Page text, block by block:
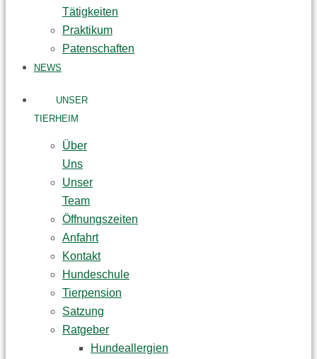
Tätigkeiten
Praktikum
Patenschaften
NEWS
UNSER
TIERHEIM
Über
Uns
Unser
Team
Öffnungszeiten
Anfahrt
Kontakt
Hundeschule
Tierpension
Satzung
Ratgeber
Hundeallergien